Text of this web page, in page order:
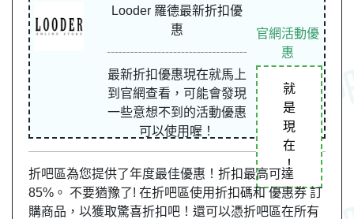
Looder 羅德最新折扣優
惠
最新折扣優惠現在就馬上
到官網查看，可能會發現
一些意想不到的活動優惠
可以使用喔！
官網活動優
惠
就
是
現
在
！
折吧區為您提供了年度最佳優惠！折扣最高可達
85%。 不要猶豫了! 在折吧區使用折扣碼和 優惠券 訂
購商品，以獲取驚喜折扣吧！還可以憑折吧區在所有